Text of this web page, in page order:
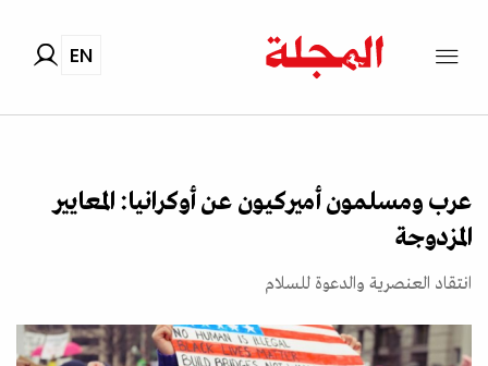
EN
عرب ومسلمون أميركيون عن أوكرانيا: المعايير
المزدوجة
انتقاد العنصرية والدعوة للسلام